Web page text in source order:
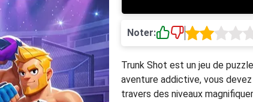
Noter:
Trunk Shot est un jeu de
aventure addictive, vous
travers des niveaux